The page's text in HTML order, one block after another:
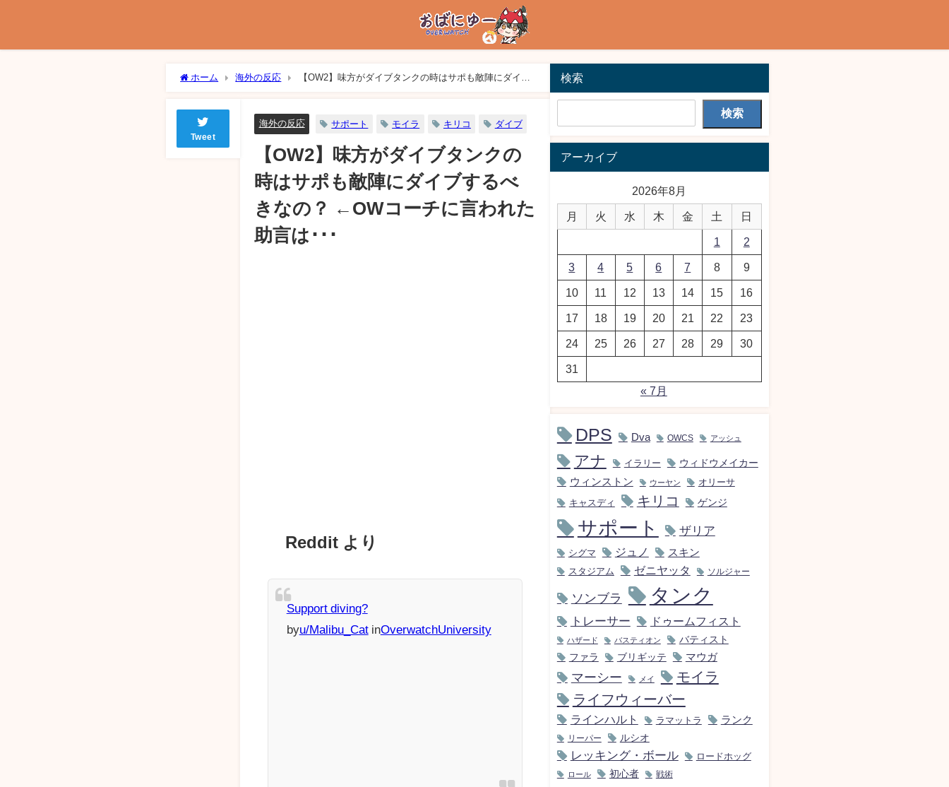
ホーム 海外の反応
【OW2】味方がダイブタンクの時はサポも敵陣にダイブ
Tweet
海外の反応 サポート モイラ キリコ ダイブ
【OW2】味方がダイブタンクの
時はサポも敵陣にダイブするべ
きなの？ ←OWコーチに言われた
助言は･･･
Reddit より
Support diving?
byu/Malibu_CatinOverwatchUniversity
検索
検索
アーカイブ
2026年8月
月 火 水 木 金 土 日
1 2
3 4 5 6 7 8 9
10 11 12 13 14 15 16
17 18 19 20 21 22 23
24 25 26 27 28 29 30
31
« 7月
DPS Dva OWCS アッシュ
アナ イラリー ウィドウメイカー
ウィンストン ウーヤン オリーサ
キャスディ キリコ ゲンジ
サポート ザリア
シグマ ジュノ スキン
スタジアム ゼニヤッタ ソルジャー
ソンブラ タンク
トレーサー ドゥームフィスト
ハザード バスティオン
バティスト
ファラ
ブリギッテ マウガ
マーシー メイ
モイラ
ライフウィーバー
ラインハルト ラマットラ ランク
リーパー ルシオ
レッキング・ボール ロードホッグ
ロール 初心者 戦術